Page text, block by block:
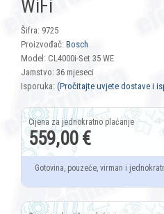
WiFi
Šifra: 9725
Proizvođač: Bosch
Model: CL4000i-Set 35 WE
Jamstvo: 36 mjeseci
Isporuka: (Pročitajte uvjete dostave i
559,00 €
Gotovina, pouzeće, virman i